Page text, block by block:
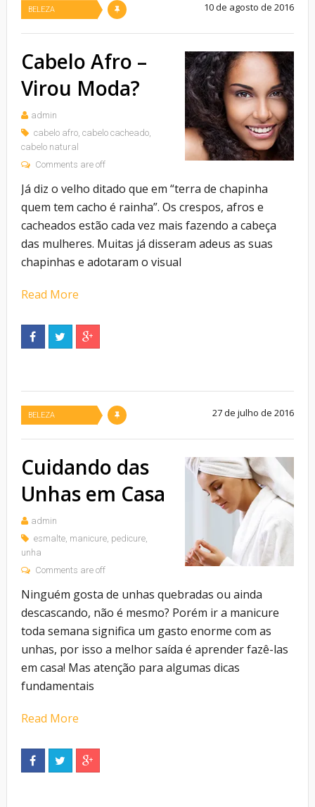
BELEZA 10 de agosto de 2016
Cabelo Afro –
Virou Moda?
admin
cabelo afro, cabelo cacheado,
cabelo natural
Comments are off
Já diz o velho ditado que em “terra de chapinha
quem tem cacho é rainha”. Os crespos, afros e
cacheados estão cada vez mais fazendo a cabeça
das mulheres. Muitas já disseram adeus as suas
chapinhas e adotaram o visual
Read More
BELEZA 27 de julho de 2016
Cuidando das
Unhas em Casa
admin
esmalte, manicure, pedicure,
unha
Comments are off
Ninguém gosta de unhas quebradas ou ainda
descascando, não é mesmo? Porém ir a manicure
toda semana significa um gasto enorme com as
unhas, por isso a melhor saída é aprender fazê-las
em casa! Mas atenção para algumas dicas
fundamentais
Read More